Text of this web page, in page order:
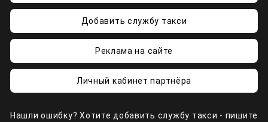
Добавить службу такси
Реклама на сайте
Личный кабинет партнёра
Нашли ошибку? Хотите добавить службу такси - пишите